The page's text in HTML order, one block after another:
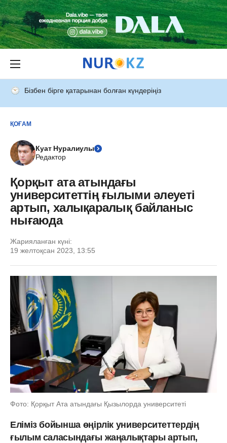
Бізбен бірге қатарынан болған күндеріңіз
ҚОҒАМ
Куат Нуралиулы
Редактор
Қорқыт ата атындағы
университеттің ғылыми әлеуеті
артып, халықаралық байланыс
нығаюда
Жарияланған күні:
19 желтоқсан 2023, 13:55
Фото: Қорқыт Ата атындағы Қызылорда университеті
Еліміз бойынша өңірлік университеттердің
ғылым саласындағы жаңалықтары артып,